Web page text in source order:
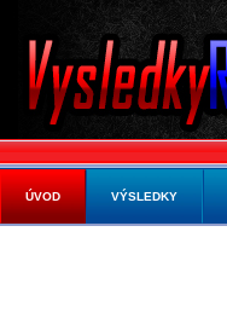
ÚVOD VÝSLEDKY